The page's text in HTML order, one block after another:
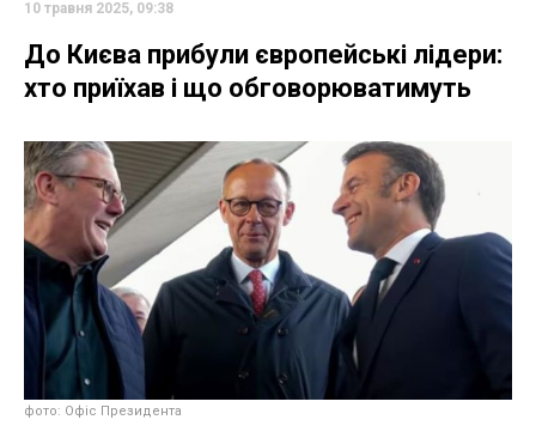
10 травня 2025, 09:38
До Києва прибули європейські лідери:
хто приїхав і що обговорюватимуть
фото: Офіс Президента